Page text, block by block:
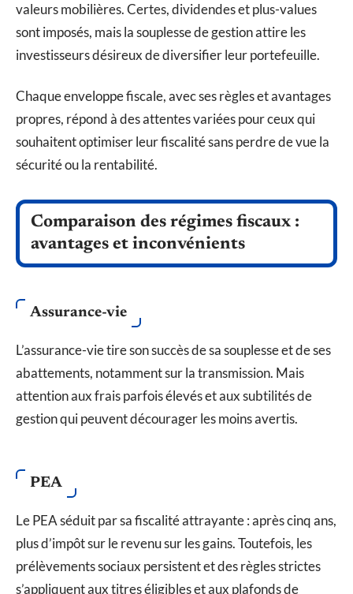
valeurs mobilières. Certes, dividendes et plus-values
sont imposés, mais la souplesse de gestion attire les
investisseurs désireux de diversifier leur portefeuille.
Chaque enveloppe fiscale, avec ses règles et avantages
propres, répond à des attentes variées pour ceux qui
souhaitent optimiser leur fiscalité sans perdre de vue la
sécurité ou la rentabilité.
Comparaison des régimes fiscaux :
avantages et inconvénients
Assurance-vie
L’assurance-vie tire son succès de sa souplesse et de ses
abattements, notamment sur la transmission. Mais
attention aux frais parfois élevés et aux subtilités de
gestion qui peuvent décourager les moins avertis.
PEA
Le PEA séduit par sa fiscalité attrayante : après cinq ans,
plus d’impôt sur le revenu sur les gains. Toutefois, les
prélèvements sociaux persistent et des règles strictes
s’appliquent aux titres éligibles et aux plafonds de